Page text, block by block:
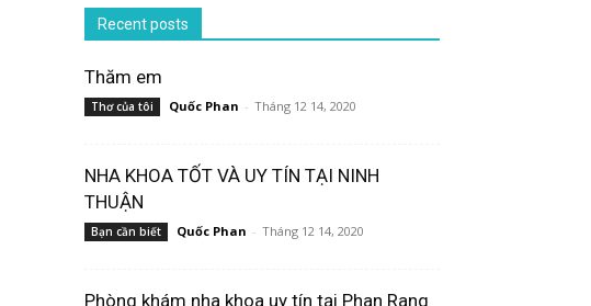
Recent posts
Thăm em
Thơ của tôi Quốc Phan - Tháng 12 14, 2020
NHA KHOA TỐT VÀ UY TÍN TẠI NINH
THUẬN
Bạn cần biết Quốc Phan - Tháng 12 14, 2020
Phòng khám nha khoa uy tín tại Phan Rang